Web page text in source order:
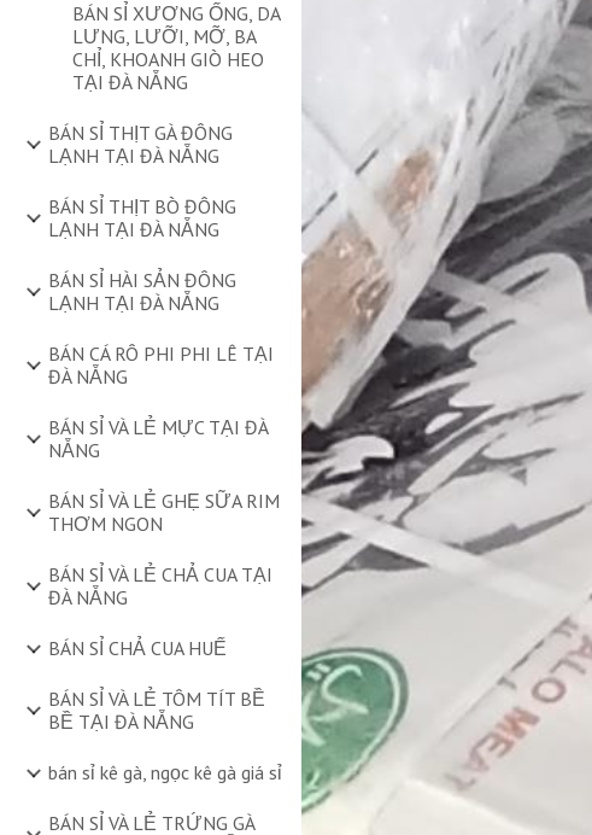
BÁN SỈ XƯƠNG ỐNG, DA
LƯNG, LƯỠI, MỠ, BA
CHỈ, KHOANH GIÒ HEO
TẠI ĐÀ NẴNG
BÁN SỈ THỊT GÀ ĐÔNG
LẠNH TẠI ĐÀ NẴNG
BÁN SỈ THỊT BÒ ĐÔNG
LẠNH TẠI ĐÀ NẴNG
BÁN SỈ HÀI SẢN ĐÔNG
LẠNH TẠI ĐÀ NẴNG
BÁN CÁ RÔ PHI PHI LÊ TẠI
ĐÀ NẴNG
BÁN SỈ VÀ LẺ MỰC TẠI ĐÀ
NẴNG
BÁN SỈ VÀ LẺ GHẸ SỮA RIM
THƠM NGON
BÁN SỈ VÀ LẺ CHẢ CUA TẠI
ĐÀ NẴNG
BÁN SỈ CHẢ CUA HUẾ
BÁN SỈ VÀ LẺ TÔM TÍT BỀ
BỀ TẠI ĐÀ NẴNG
bán sỉ kê gà, ngọc kê gà giá sỉ
BÁN SỈ VÀ LẺ TRỨNG GÀ